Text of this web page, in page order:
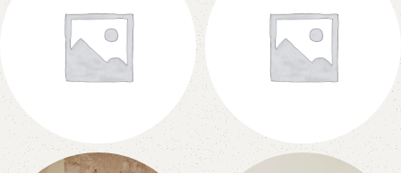
پارتیشن میز اداری